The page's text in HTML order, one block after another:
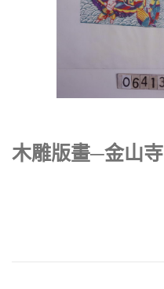
木雕版畫─金山寺